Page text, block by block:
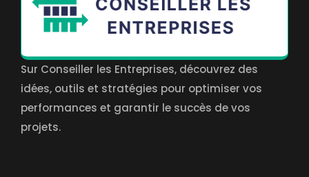
Sur Conseiller les Entreprises, découvrez des
idées, outils et stratégies pour optimiser vos
performances et garantir le succès de vos
projets.